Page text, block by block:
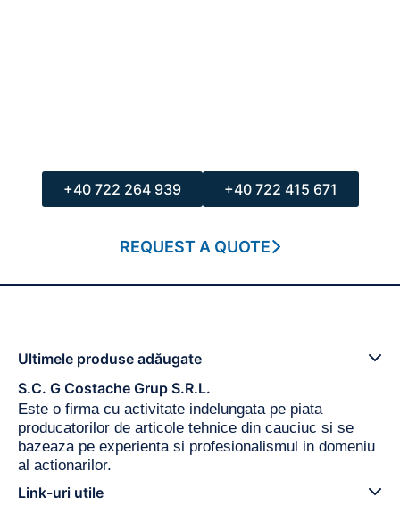
+40 722 264 939 +40 722 415 671
REQUEST A QUOTE
Ultimele produse adăugate
S.C. G Costache Grup S.R.L.
Este o firma cu activitate indelungata pe piata
producatorilor de articole tehnice din cauciuc si se
bazeaza pe experienta si profesionalismul in domeniu
al actionarilor.
Link-uri utile